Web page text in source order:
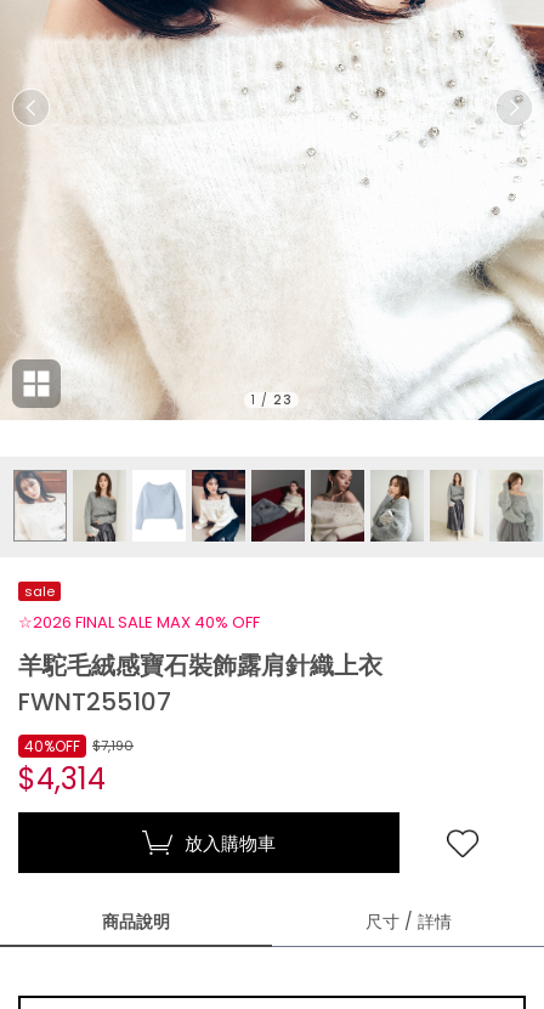
1 / 23
sale
☆2026 FINAL SALE MAX 40% OFF
羊駝毛絨感寶石裝飾露肩針織上衣
FWNT255107
$7,190
$4,314
40%OFF
放入購物車
商品說明 尺寸 / 詳情